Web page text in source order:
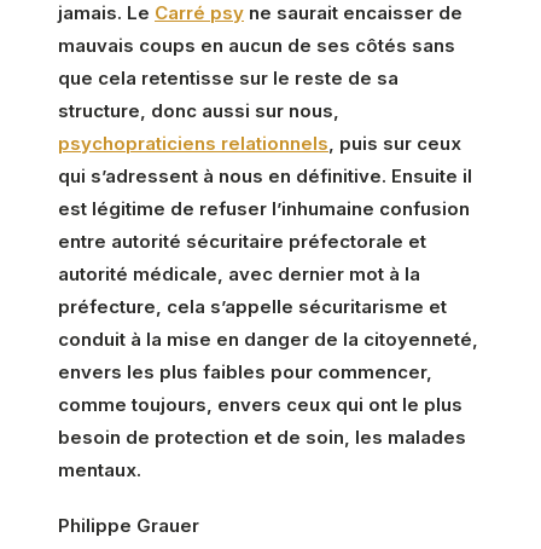
jamais. Le Carré psy ne saurait encaisser de
mauvais coups en aucun de ses côtés sans
que cela retentisse sur le reste de sa
structure, donc aussi sur nous,
psychopraticiens relationnels, puis sur ceux
qui s’adressent à nous en définitive. Ensuite il
est légitime de refuser l’inhumaine confusion
entre autorité sécuritaire préfectorale et
autorité médicale, avec dernier mot à la
préfecture, cela s’appelle sécuritarisme et
conduit à la mise en danger de la citoyenneté,
envers les plus faibles pour commencer,
comme toujours, envers ceux qui ont le plus
besoin de protection et de soin, les malades
mentaux.
Philippe Grauer